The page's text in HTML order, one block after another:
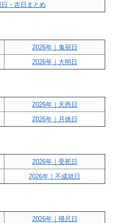
・吉日まとめ
2026年｜鬼宿日
2026年｜大明日
2026年｜天恩日
2026年｜月徳日
2026年｜受死日
2026年｜不成就日
2026年｜帰忌日